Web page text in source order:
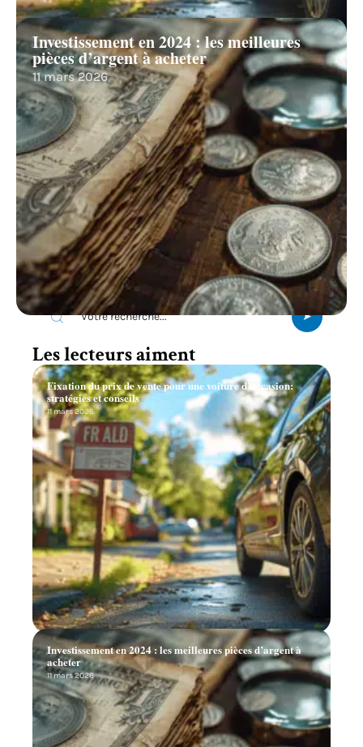
Investissement en 2024 : les meilleures
pièces d’argent à acheter
11 mars 2026
Recherche
Les lecteurs aiment
Fixation du prix de vente pour une voiture d’occasion:
stratégies et conseils
11 mars 2026
Investissement en 2024 : les meilleures pièces d’argent à
acheter
11 mars 2026